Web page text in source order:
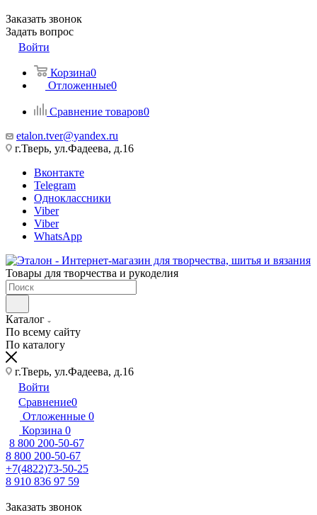
Заказать звонок
Задать вопрос
Войти
Корзина0
Отложенные0
Сравнение товаров0
etalon.tver@yandex.ru
г.Тверь, ул.Фадеева, д.16
Вконтакте
Telegram
Одноклассники
Viber
Viber
WhatsApp
Товары для творчества и рукоделия
Каталог
По всему сайту
По каталогу
г.Тверь, ул.Фадеева, д.16
Войти
Сравнение0
Отложенные 0
Корзина 0
8 800 200-50-67
8 800 200-50-67
+7(4822)73-50-25
8 910 836 97 59
Заказать звонок